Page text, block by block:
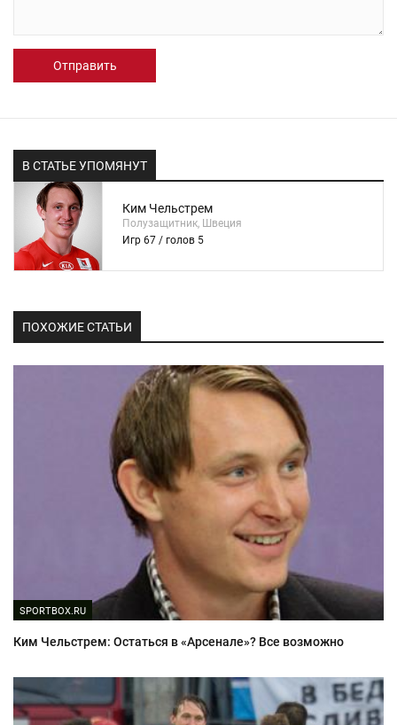
Отправить
В СТАТЬЕ УПОМЯНУТ
Ким Чельстрем
Полузащитник, Швеция
Игр 67 / голов 5
ПОХОЖИЕ СТАТЬИ
SPORTBOX.RU
Ким Чельстрем: Остаться в «Арсенале»? Все возможно